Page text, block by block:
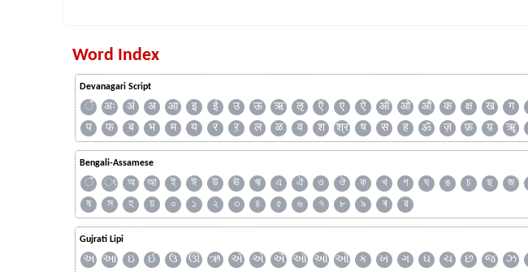
Word Index
Devanagari Script
ँ अः अं अ आ इ ई उ ऊ ऋ ऌ ऍ ए ऐ ऑ ओ औ क क्ष ख ग
प
फ ब भ म य र ऱ ल ळ व श श्र ष स ह ॐ ज़ फ़ य़ ॠ
Bengali-Assamese
ঁ ং অ আ ই ঈ উ ঊ ঋ এ ঐ ও ঔ ক খ গ ঘ ঙ চ ছ জ
ষ
স হ য় ০ ১ ২ ৩ ৪ ৫ ৬ ৭ ৮ ৯ ৰ ৱ
Gujrati Lipi
અ આ ઇ ઈ ઉ ઊ ઋ ઍ એ ઐ ઑ ઓ ઔ ક ખ ગ ઘ ચ છ જ ઝ